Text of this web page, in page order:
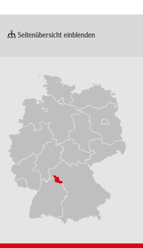
Seitenübersicht einblenden